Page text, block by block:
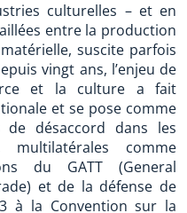
culturelles – et en
entre la production
suscite parfois
vingt ans, l’enjeu de
et la culture a fait
et se pose comme
de désaccord dans les
multilatérales comme
du GATT (General
et de la défense de
à la Convention sur la